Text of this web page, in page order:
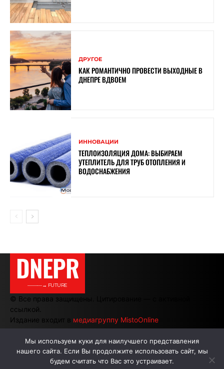
ДРУГОЕ
КАК РОМАНТИЧНО ПРОВЕСТИ ВЫХОДНЫЕ В
ДНЕПРЕ ВДВОЕМ
ИННОВАЦИИ
ТЕПЛОИЗОЛЯЦИЯ ДОМА: ВЫБИРАЕМ
УТЕПЛИТЕЛЬ ДЛЯ ТРУБ ОТОПЛЕНИЯ И
ВОДОСНАБЖЕНИЯ
DNEPR
———→ FUTURE
© Все права защищены. Цитирование — с активной
ссылкой.
Издание входит в медиагруппу MistoOnline
АВТОРЫ РЕКЛАМА НА САЙТЕ
Мы используем куки для наилучшего представления
нашего сайта. Если Вы продолжите использовать сайт, мы
будем считать что Вас это устраивает.